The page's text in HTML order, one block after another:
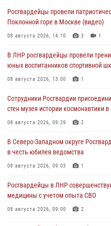
Росгвардейцы провели
Поклонной горе в Москве (видео)
08 августа 2026, 14:10 3 1
В ЛНР росгвардейцы провели
юных воспитанников спортивной
08 августа 2026, 13:00 1
Сотрудники Росгвардии
стен музея истории космонавтики в
08 августа 2026, 09:29 2
В Северо-Западном округе
в честь юбилея ведомства
08 августа 2026, 09:03 1
Росгвардейцы в ЛНР
медицины с учетом опыта СВО
08 августа 2026, 09:00 2